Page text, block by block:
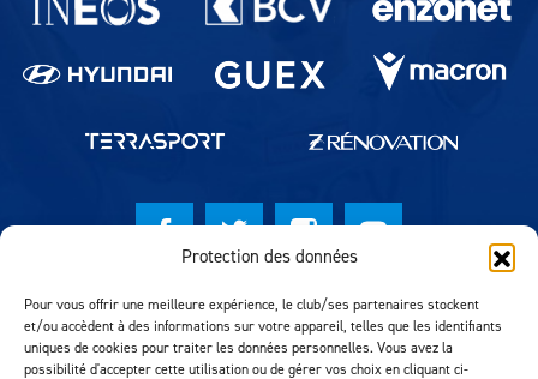
Protection des données
Pour vous offrir une meilleure expérience, le club/ses partenaires stockent
et/ou accèdent à des informations sur votre appareil, telles que les identifiants
uniques de cookies pour traiter les données personnelles. Vous avez la
possibilité d'accepter cette utilisation ou de gérer vos choix en cliquant ci-
© Lausanne Sport Football Club 2026
Réalisation MTM Agency